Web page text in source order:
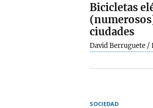
Bicicletas
ciudades
David Berruguete /
SOCIEDAD